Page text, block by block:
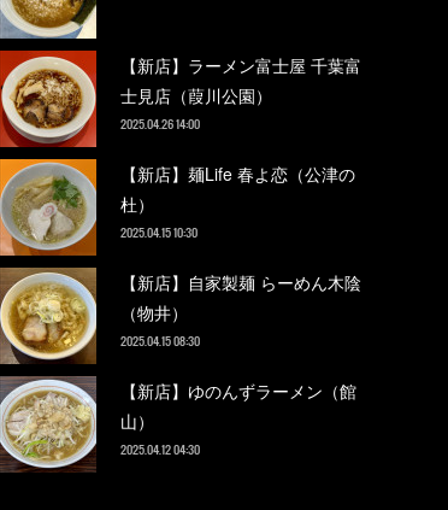
【新店】ラーメン富士屋 千葉富
士見店（葭川公園）
2025.04.26 14:00
【新店】麺Life 春よ恋（公津の
杜）
2025.04.15 10:30
【新店】自家製麺 らーめん木陰
（物井）
2025.04.15 08:30
【新店】ゆのんずラーメン（館
山）
2025.04.12 04:30